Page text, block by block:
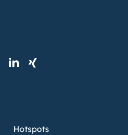
Hotspots